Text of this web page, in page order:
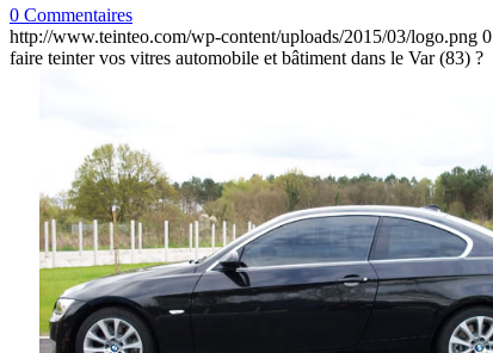
0 Commentaires
http://www.teinteo.com/wp-content/uploads/2015/03/logo.png 0
faire teinter vos vitres automobile et bâtiment dans le Var (83) ?